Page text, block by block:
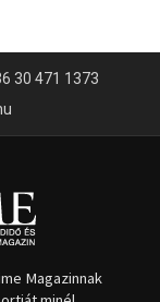
30 471 1373
Magazinnak